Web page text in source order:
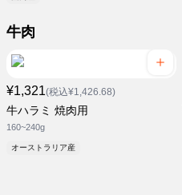
牛肉
¥1,321(税込¥1,426.68)
牛ハラミ 焼肉用
160~240g
オーストラリア産